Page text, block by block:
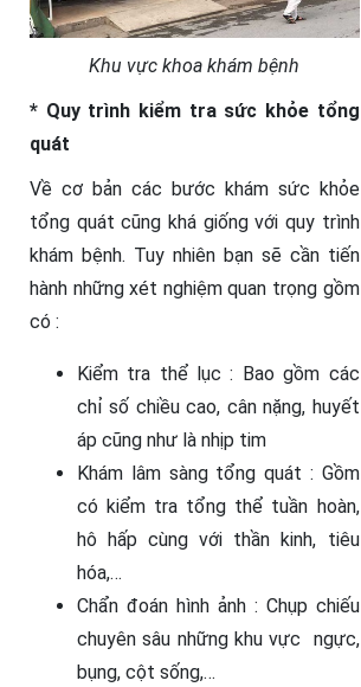
Khu vực khoa khám bệnh
* Quy trình kiểm tra sức khỏe tổng
quát
Về cơ bản các bước khám sức khỏe
tổng quát cũng khá giống với quy trình
khám bệnh. Tuy nhiên bạn sẽ cần tiến
hành những xét nghiệm quan trọng gồm
có :
Kiểm tra thể lục : Bao gồm các
chỉ số chiều cao, cân nặng, huyết
áp cũng như là nhịp tim
Khám lâm sàng tổng quát : Gồm
có kiểm tra tổng thể tuần hoàn,
hô hấp cùng với thần kinh, tiêu
hóa,…
Chẩn đoán hình ảnh : Chụp chiếu
chuyên sâu những khu vực ngực,
bụng, cột sống,…